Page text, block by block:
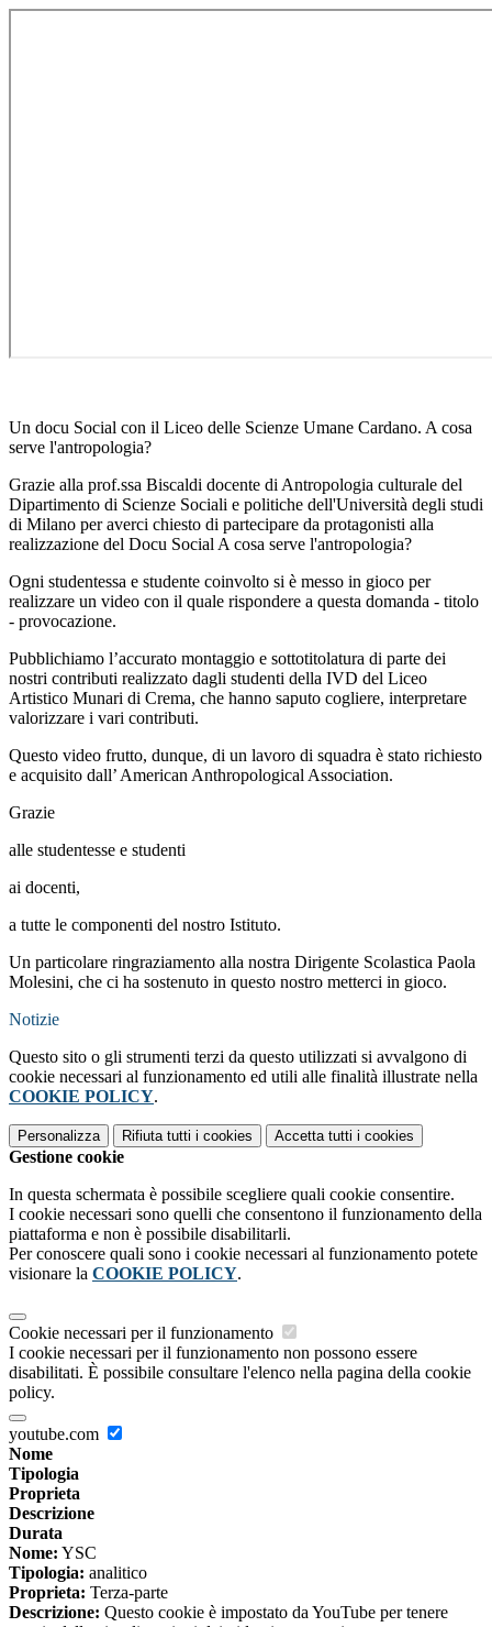
Un docu Social con il Liceo delle Scienze Umane Cardano. A cosa
serve l'antropologia?
Grazie alla prof.ssa Biscaldi docente di Antropologia culturale del
Dipartimento di Scienze Sociali e politiche dell'Università degli studi
di Milano per averci chiesto di partecipare da protagonisti alla
realizzazione del Docu Social A cosa serve l'antropologia?
Ogni studentessa e studente coinvolto si è messo in gioco per
realizzare un video con il quale rispondere a questa domanda - titolo
- provocazione.
Pubblichiamo l’accurato montaggio e sottotitolatura di parte dei
nostri contributi realizzato dagli studenti della IVD del Liceo
Artistico Munari di Crema, che hanno saputo cogliere, interpretare
valorizzare i vari contributi.
Questo video frutto, dunque, di un lavoro di squadra è stato richiesto
e acquisito dall’ American Anthropological Association.
Grazie
alle studentesse e studenti
ai docenti,
a tutte le componenti del nostro Istituto.
Un particolare ringraziamento alla nostra Dirigente Scolastica Paola
Molesini, che ci ha sostenuto in questo nostro metterci in gioco.
Notizie
Questo sito o gli strumenti terzi da questo utilizzati si avvalgono di
cookie necessari al funzionamento ed utili alle finalità illustrate nella
COOKIE POLICY.
Personalizza Rifiuta tutti i cookies Accetta tutti i cookies
Gestione cookie
In questa schermata è possibile scegliere quali cookie consentire.
I cookie necessari sono quelli che consentono il funzionamento della
piattaforma e non è possibile disabilitarli.
Per conoscere quali sono i cookie necessari al funzionamento potete
visionare la COOKIE POLICY.
Cookie necessari per il funzionamento
I cookie necessari per il funzionamento non possono essere
disabilitati. È possibile consultare l'elenco nella pagina della cookie
policy.
youtube.com
Nome
Tipologia
Proprieta
Descrizione
Durata
Nome: YSC
Tipologia: analitico
Proprieta: Terza-parte
Descrizione: Questo cookie è impostato da YouTube per tenere